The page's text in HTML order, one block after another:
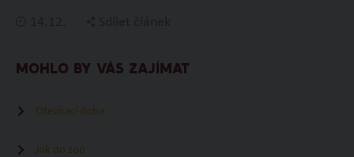
MOHLO BY VÁS ZAJÍMAT
Otevírací doba
Jak do zoo